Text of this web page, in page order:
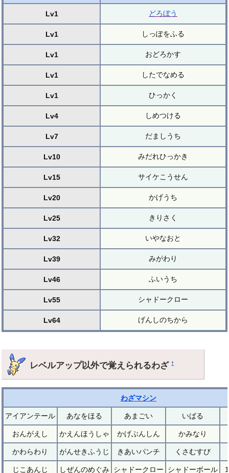
Lv1 どろぼう
Lv1 しっぽをふる
Lv1 おどろかす
Lv1 したでなめる
Lv1 ひっかく
Lv4 しめつける
Lv7 だましうち
Lv10 みだれひっかき
Lv15 サイケこうせん
Lv20 かげうち
Lv25 きりさく
Lv32 いやなおと
Lv39 みがわり
Lv46 ふいうち
Lv55 シャドークロー
Lv64 げんしのちから
レベルアップ以外で覚えられるわざ†
わざマシン
アイアンテール あなをほる あまごい いばる
おんがえし かえんほうしゃ かげぶんしん かみなり
かわらわり がんせきふうじ きあいパンチ くさむすび
じこあんじ しぜんのめぐみ シャドークロー シャドーボール